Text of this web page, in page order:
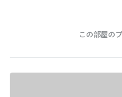
この部屋の